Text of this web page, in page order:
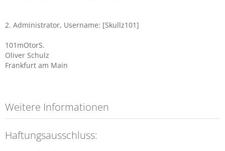
2. Administrator, Username: [Skullz101]
101mOtorS.
Oliver Schulz
Frankfurt am Main
Weitere Informationen
Haftungsausschluss: